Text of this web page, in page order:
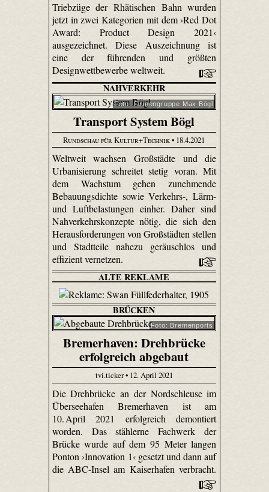
Triebzüge der Rhätischen Bahn wurden
jetzt in zwei Kategorien mit dem ›Red Dot
Award: Product Design 2021‹
ausgezeichnet. Diese Auszeichnung ist
eine der führenden und größten
Designwettbewerbe weltweit.
NAHVERKEHR
Foto: Firmengruppe Max Bögl
Transport System Bögl
Rundschau für Kultur+Technik• 18.4.2021
Weltweit wachsen Großstädte und die
Urbanisierung schreitet stetig voran. Mit
dem Wachstum gehen zunehmende
Bebauungsdichte sowie Verkehrs-, Lärm-
und Luftbelastungen einher. Daher sind
Nahverkehrskonzepte nötig, die sich den
Herausforderungen von Großstädten stellen
und Stadtteile nahezu geräuschlos und
effizient vernetzen.
ALTE REKLAME
BRÜCKEN
Foto: Bremenports
Bremerhaven: Drehbrücke
erfolgreich abgebaut
tvi.ticker • 12. April 2021
Die Drehbrücke an der Nordschleuse im
Überseehafen Bremerhaven ist am
10. April 2021 erfolgreich demontiert
worden. Das stählerne Fachwerk der
Brücke wurde auf dem 95 Meter langen
Ponton ›Innovation 1‹ gesetzt und dann auf
die ABC-Insel am Kaiserhafen verbracht.